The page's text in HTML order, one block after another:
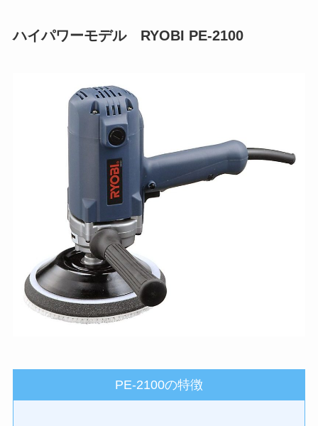
ハイパワーモデル RYOBI PE-2100
PE-2100の特徴